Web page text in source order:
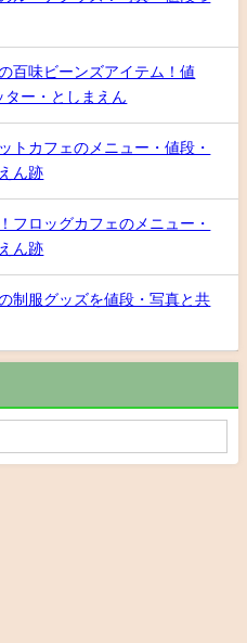
百味ビーンズアイテム！値
ター・としまえん
トカフェのメニュー・値段・
ん跡
フロッグカフェのメニュー・
ん跡
制服グッズを値段・写真と共